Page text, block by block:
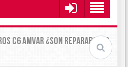
C6 AMVAR ¿SON REPARABLES?